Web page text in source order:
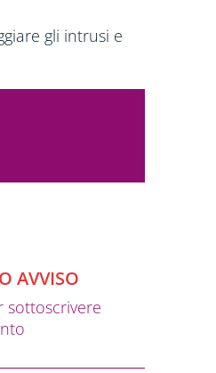
gli intrusi e
AVVISO
sottoscrivere